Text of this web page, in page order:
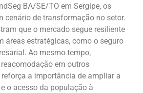
BA/SE/TO em Sergipe, os
cenário de transformação no setor.
que o mercado segue resiliente
áreas estratégicas, como o seguro
Ao mesmo tempo,
em outros
reforça a importância de ampliar a
o acesso da população à